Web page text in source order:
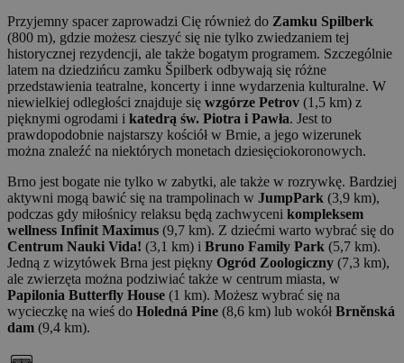
Przyjemny spacer zaprowadzi Cię również do Zamku Spilberk
(800 m), gdzie możesz cieszyć się nie tylko zwiedzaniem tej
historycznej rezydencji, ale także bogatym programem. Szczególnie
latem na dziedzińcu zamku Špilberk odbywają się różne
przedstawienia teatralne, koncerty i inne wydarzenia kulturalne. W
niewielkiej odległości znajduje się wzgórze Petrov (1,5 km) z
pięknymi ogrodami i katedrą św. Piotra i Pawła. Jest to
prawdopodobnie najstarszy kościół w Brnie, a jego wizerunek
można znaleźć na niektórych monetach dziesięciokoronowych.
Brno jest bogate nie tylko w zabytki, ale także w rozrywkę. Bardziej
aktywni mogą bawić się na trampolinach w JumpPark (3,9 km),
podczas gdy miłośnicy relaksu będą zachwyceni kompleksem
wellness Infinit Maximus (9,7 km). Z dziećmi warto wybrać się do
Centrum Nauki Vida! (3,1 km) i Bruno Family Park (5,7 km).
Jedną z wizytówek Brna jest piękny Ogród Zoologiczny (7,3 km),
ale zwierzęta można podziwiać także w centrum miasta, w
Papilonia Butterfly House (1 km). Możesz wybrać się na
wycieczkę na wieś do Holedná Pine (8,6 km) lub wokółBrněnská
dam (9,4 km).